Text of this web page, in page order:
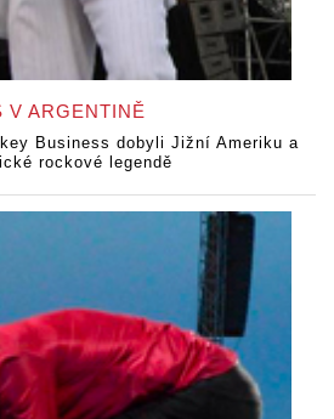
V ARGENTINĚ
Business dobyli Jižní Ameriku a
rockové legendě